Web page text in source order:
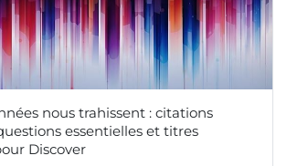
nous trahissent : citations
essentielles et titres
Discover